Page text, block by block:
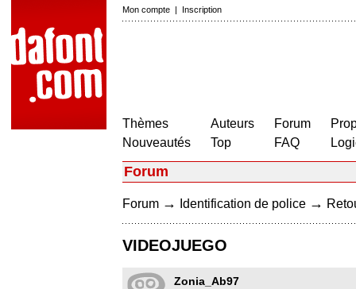
Mon compte | Inscription
Thèmes
Nouveautés
Auteurs
Top
Forum
FAQ
Forum
Forum → Identification de police →
VIDEOJUEGO
Zonia_Ab97